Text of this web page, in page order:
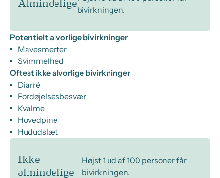
Almindelige
bivirkningen.
Potentielt alvorlige bivirkninger
Mavesmerter
Svimmelhed
Oftest ikke alvorlige bivirkninger
Diarré
Fordøjelsesbesvær
Kvalme
Hovedpine
Hududslæt
Ikke
almindelige
Højst 1 ud af 100 personer får
bivirkningen.